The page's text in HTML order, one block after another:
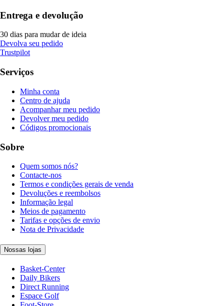
Entrega e devolução
30 dias para mudar de ideia
Devolva seu pedido
Trustpilot
Serviços
Minha conta
Centro de ajuda
Acompanhar meu pedido
Devolver meu pedido
Códigos promocionais
Sobre
Quem somos nós?
Contacte-nos
Termos e condições gerais de venda
Devoluções e reembolsos
Informação legal
Meios de pagamento
Tarifas e opções de envio
Nota de Privacidade
Nossas lojas
Basket-Center
Daily Bikers
Direct Running
Espace Golf